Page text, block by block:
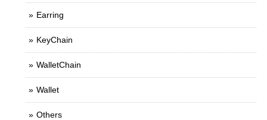
Earring
KeyChain
WalletChain
Wallet
Others